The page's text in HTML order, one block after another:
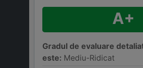
A+
Gradul de evaluare
este: Mediu-Ridicat